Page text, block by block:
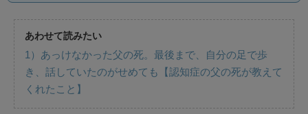
あわせて読みたい
1）あっけなかった父の死。最後まで、自分の足で歩
き、話していたのがせめても【認知症の父の死が教えて
くれたこと】